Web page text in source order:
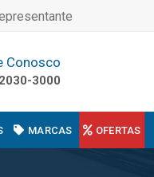
Conosco
3000
MARCAS OFERTAS